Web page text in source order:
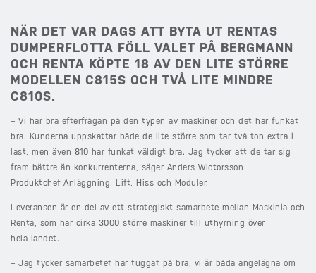
NÄR DET VAR DAGS ATT BYTA UT RENTAS
DUMPERFLOTTA FÖLL VALET PÅ BERGMANN
OCH RENTA KÖPTE 18 AV DEN LITE STÖRRE
MODELLEN C815S OCH TVÅ LITE MINDRE
C810S.
– Vi har bra efterfrågan på den typen av maskiner och det har funkat
bra. Kunderna uppskattar både de lite större som tar två ton extra i
last, men även 810 har funkat väldigt bra. Jag tycker att de tar sig
fram bättre än konkurrenterna, säger Anders Wictorsson
Produktchef Anläggning, Lift, Hiss och Moduler.
Leveransen är en del av ett strategiskt samarbete mellan Maskinia och
Renta, som har cirka 3000 större maskiner till uthyrning över
hela landet.
– Jag tycker samarbetet har tuggat på bra, vi är båda angelägna om